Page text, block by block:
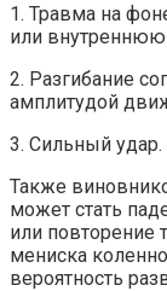
1. Травма на
или внутреннюю
2. Разгибание
амплитудой
3. Сильный удар.
Также
может стать
или
мениска
вероятность